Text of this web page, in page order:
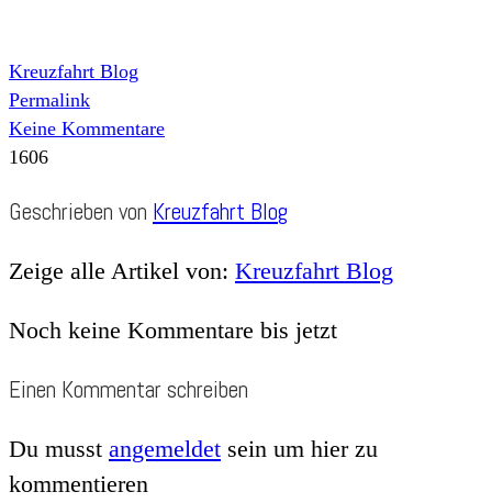
Kreuzfahrt Blog
Permalink
Keine Kommentare
1606
Geschrieben von Kreuzfahrt Blog
Zeige alle Artikel von: Kreuzfahrt Blog
Noch keine Kommentare bis jetzt
Einen Kommentar schreiben
Du musst angemeldet sein um hier zu
kommentieren